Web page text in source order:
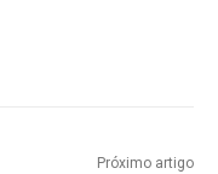
Próximo artigo